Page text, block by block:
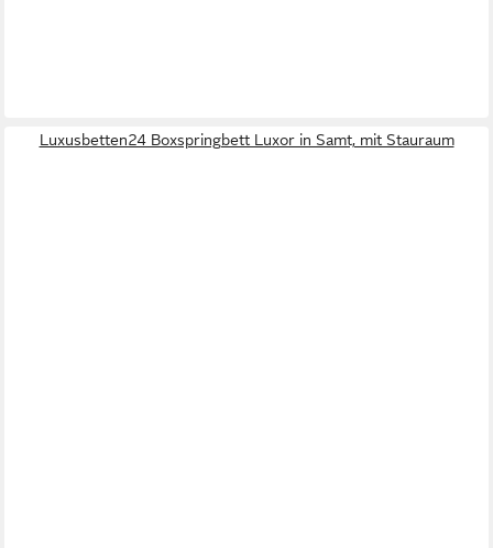
Luxusbetten24 Boxspringbett Luxor in Samt, mit Stauraum